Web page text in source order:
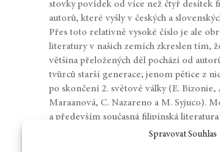
Spravovat Souhlas
stovky povídek od více než čtyř desítek
autorů, které vyšly v českých a
Přes toto relativně vysoké číslo je ale
literatury v našich zemích zkreslen tím,
většina přeložených děl pochází od
tvůrců starší generace; jenom pětice z
po skončení 2. světové války (E. Bizonie,
Maraanová, C. Nazareno a M. Syjuco).
a především současná filipínská literatura
své české a slovenské propagátory.